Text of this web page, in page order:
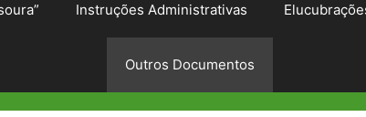
Instruções Administrativas
Outros Documentos